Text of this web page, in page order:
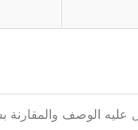
عليه الوصف